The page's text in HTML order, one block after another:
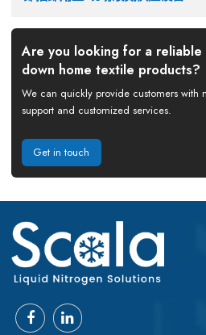
Are you looking for a reliable
down home textile products?
We can quickly provide customers with
support and customized services.
Get in touch